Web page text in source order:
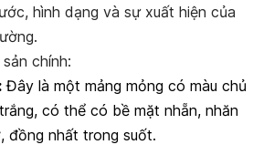
hình dạng và sự xuất hiện của
chính:
Đây là một mảng mỏng có màu chủ
có thể có bề mặt nhẵn, nhăn
đồng nhất trong suốt.